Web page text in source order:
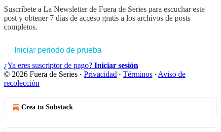
Suscríbete a La Newsletter de Fuera de Series para escuchar este
post y obtener 7 días de acceso gratis a los archivos de posts
completos.
Iniciar periodo de prueba
¿Ya eres suscriptor de pago? Iniciar sesión
© 2026 Fuera de Series · Privacidad ∙ Términos ∙ Aviso de
recolección
Crea tu Substack